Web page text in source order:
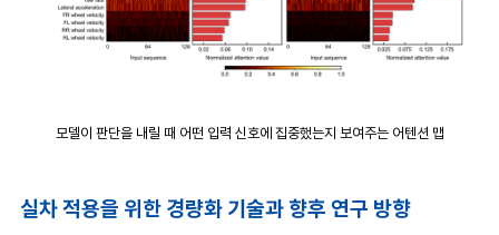
모델이 판단을 내릴 때 어떤 입력 신호에 집중했는지 보여주는 어텐션 맵
실차 적용을 위한 경량화 기술과 향후 연구 방향